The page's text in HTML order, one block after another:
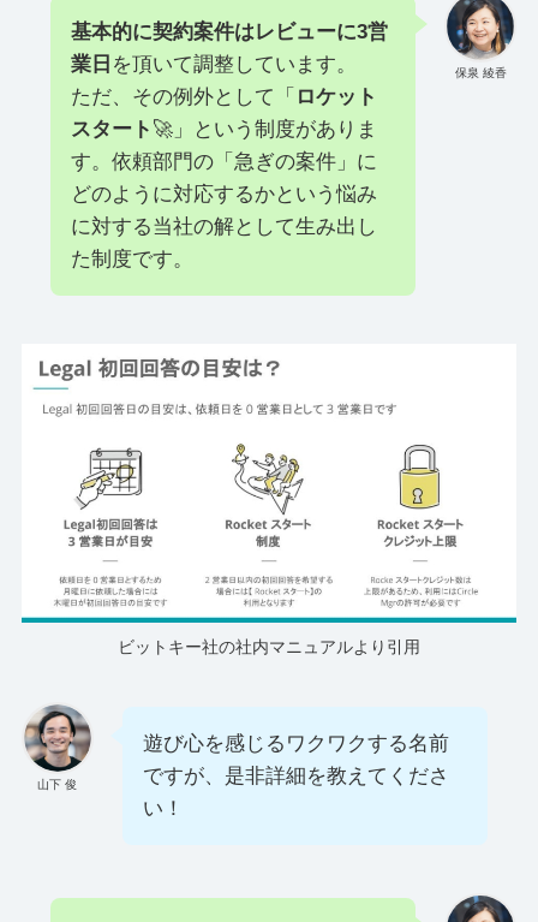
保泉 綾香
基本的に契約案件はレビューに3営
業日 を頂いて調整しています。
ただ、その例外として「 ロケット
スタート 🚀」という制度がありま
す。依頼部門の「急ぎの案件」に
どのように対応するかという悩み
に対する当社の解として生み出し
た制度です。
ビットキー社の社内マニュアルより引用
山下 俊
遊び心を感じるワクワクする名前
ですが、是非詳細を教えてくださ
い！